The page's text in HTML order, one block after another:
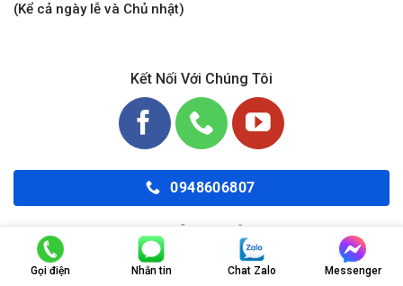
(Kể cả ngày lễ và Chủ nhật)
Kết Nối Với Chúng Tôi
0948606807
Chúng tôi luôn sẵn sàng hỗ trợ bạn 24/7
Gọi điện Nhắn tin Chat Zalo Messenger